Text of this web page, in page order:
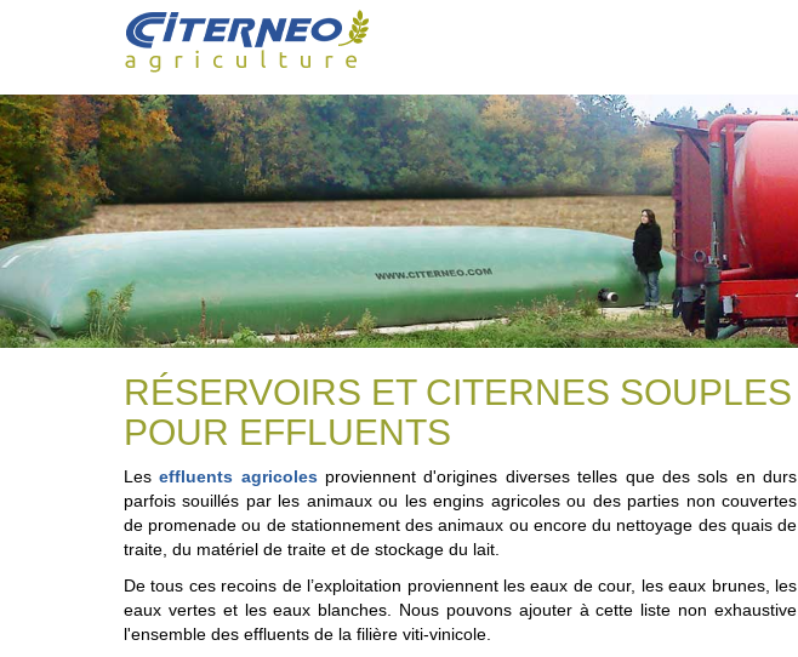
Skip
to
content
RÉSERVOIRS ET CITERNES SOUPLES
POUR EFFLUENTS
Leseffluents agricolesproviennent d'origines diverses telles que des sols en durs
parfois souillés par les animaux ou les engins agricoles ou des parties non couvertes
de promenade ou de stationnement des animaux ou encore du nettoyage des quais de
traite, du matériel de traite et de stockage du lait.
De tous ces recoins de l’exploitation proviennent les eaux de cour, les eaux brunes, les
eaux vertes et les eaux blanches. Nous pouvons ajouter à cette liste non exhaustive
l'ensemble des effluents de la filière viti-vinicole.